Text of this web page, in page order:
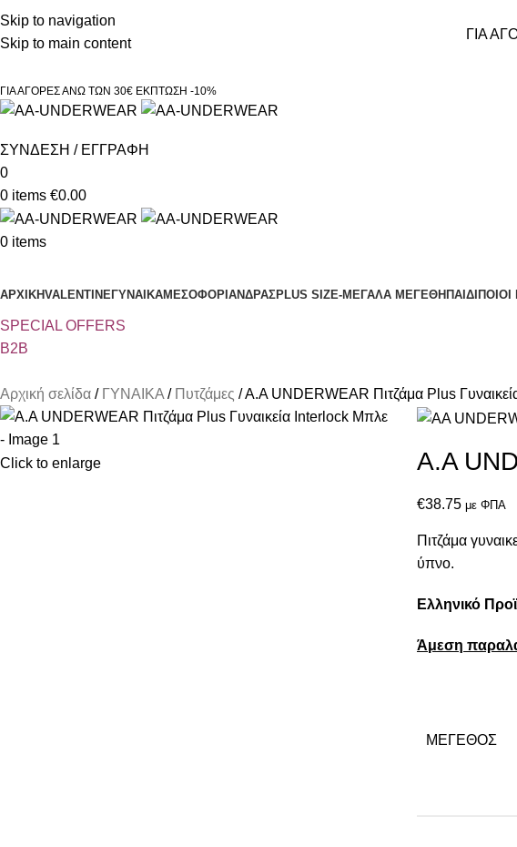
Skip to navigation
Skip to main content
Τηλεφωνικές παραγγελίες 23210 97300
ΓΙΑ
ΓΙΑ ΑΓΟΡΕΣ ΑΝΩ ΤΩΝ 30€ ΕΚΠΤΩΣΗ -10%
ΣΥΝΔΕΣΗ / ΕΓΓΡΑΦΗ
0
0 items €0.00
0 items
ΑΡΧΙΚΗVALENTINEΓΥΝΑΙΚΑΜΕΣΟΦΟΡΙ ΑΝΔΡΑΣPLUS SIZE-ΜΕΓΑΛΑ ΜΕΓΕΘΗ ΠΑΙΔΙ
SPECIAL OFFERS
B2B
Αρχική σελίδα
ΓΥΝΑΙΚΑ Πυτζάμες Α.A UNDERWEAR Πιτζάμα Plus
Click to enlarge Α.A
€38.75 με ΦΠΑ
Πιτζάμα
ύπνο.
Ελληνικό
Άμεση
ΜΈΓΕΘΟΣ